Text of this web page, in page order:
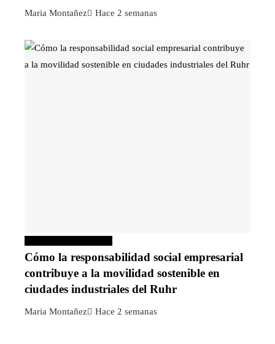
Maria Montañez Hace 2 semanas
Cómo la responsabilidad social empresarial
contribuye a la movilidad sostenible en
ciudades industriales del Ruhr
Maria Montañez Hace 2 semanas